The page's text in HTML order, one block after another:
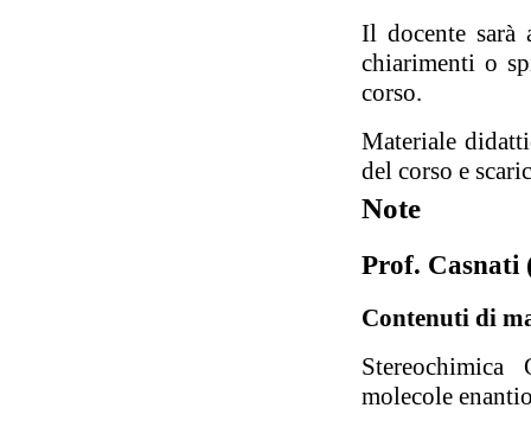
Il docente sarà
chiarimenti o
corso.
Materiale
del corso e
Note
Prof. Casnati
Contenuti di
molecole